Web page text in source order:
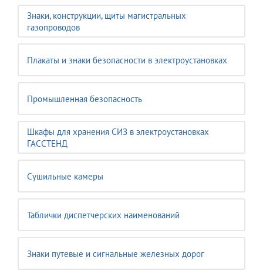
Знаки, конструкции, щиты магистральных
газопроводов
Плакаты и знаки безопасности в электроустановках
Промышленная безопасность
Шкафы для хранения СИЗ в электроустановках
ГАССТЕНД
Сушильные камеры
Таблички диспетчерских наименований
Знаки путевые и сигнальные железных дорог